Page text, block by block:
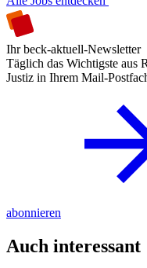
Ihr beck-aktuell-Newsletter
Täglich das Wichtigste aus
Justiz in Ihrem Mail-
abonnieren
Auch interessant